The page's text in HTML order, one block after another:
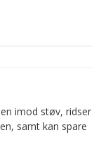
imod støv, ridser
samt kan spare